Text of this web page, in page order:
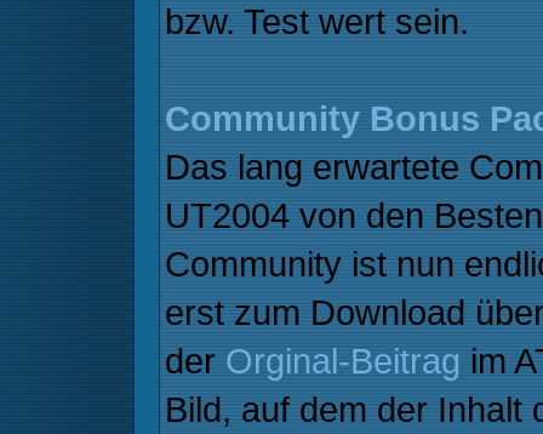
bzw. Test wert sein.
Community Bonus
Das lang erwartete
UT2004 von den
Community ist nun
erst zum Download
der Orginal-Beitrag im
Bild, auf dem der Inhalt